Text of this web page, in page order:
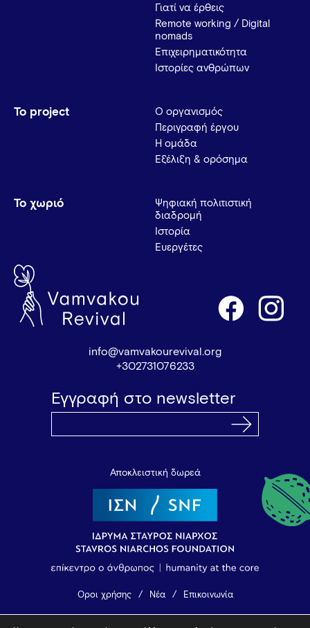
Γιατί να έρθεις
Remote working / Digital
nomads
Επιχειρηματικότητα
Ιστορίες ανθρώπων
Το project
Ο οργανισμός
Περιγραφή έργου
Η ομάδα
Εξέλιξη & ορόσημα
Το χωριό
Ψηφιακή πολιτιστική
διαδρομή
Ιστορία
Ευεργέτες
info@vamvakourevival.org
+302731076233
Εγγραφή στο newsletter
Αποκλειστική δωρεά
Όροι χρήσης Νέα Επικοινωνία